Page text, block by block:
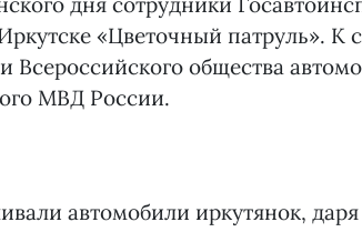
«Цветочный патруль». К
Всероссийского общества
МВД России.
автомобили иркутянок, даря